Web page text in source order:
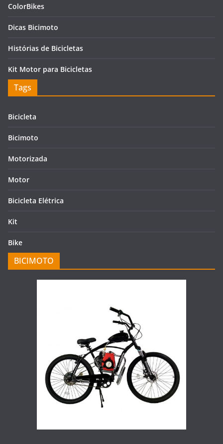
ColorBikes
Dicas Bicimoto
Histórias de Bicicletas
Kit Motor para Bicicletas
Tags
Bicicleta
Bicimoto
Motorizada
Motor
Bicicleta Elétrica
Kit
Bike
BICIMOTO